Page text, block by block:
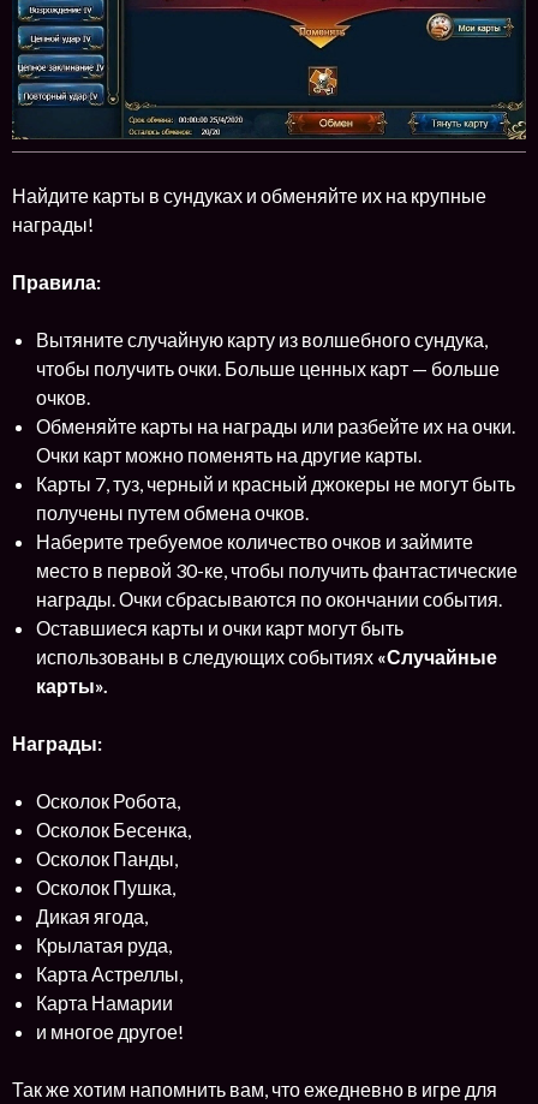
Найдите карты в сундуках и обменяйте их на крупные
награды!
Правила:
Вытяните случайную карту из волшебного сундука,
чтобы получить очки. Больше ценных карт — больше
очков.
Обменяйте карты на награды или разбейте их на очки.
Очки карт можно поменять на другие карты.
Карты 7, туз, черный и красный джокеры не могут быть
получены путем обмена очков.
Наберите требуемое количество очков и займите
место в первой 30-ке, чтобы получить фантастические
награды. Очки сбрасываются по окончании события.
Оставшиеся карты и очки карт могут быть
использованы в следующих событиях «Случайные
карты».
Награды:
Осколок Робота,
Осколок Бесенка,
Осколок Панды,
Осколок Пушка,
Дикая ягода,
Крылатая руда,
Карта Астреллы,
Карта Намарии
и многое другое!
Так же хотим напомнить вам, что ежедневно в игре для